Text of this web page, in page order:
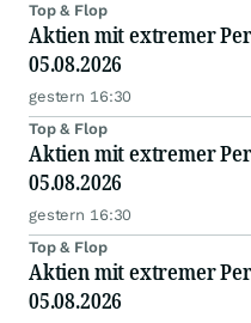
Top & Flop
Aktien mit extremer
05.08.2026
gestern 16:30
Top & Flop
Aktien mit extremer
05.08.2026
gestern 16:30
Top & Flop
Aktien mit extremer
05.08.2026